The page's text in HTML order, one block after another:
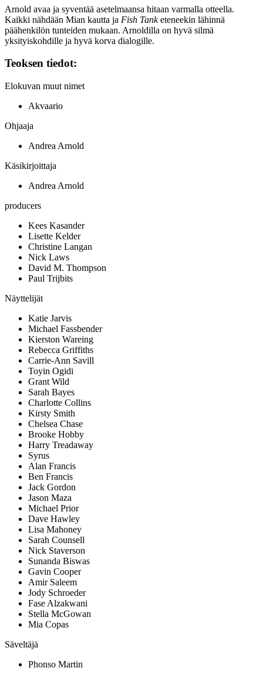
Arnold avaa ja syventää asetelmaansa hitaan varmalla otteella.
Kaikki nähdään Mian kautta ja Fish Tanketeneekin lähinnä
päähenkilön tunteiden mukaan. Arnoldilla on hyvä silmä
yksityiskohdille ja hyvä korva dialogille.
Teoksen tiedot:
Elokuvan muut nimet
Akvaario
Ohjaaja
Andrea Arnold
Käsikirjoittaja
Andrea Arnold
producers
Kees Kasander
Lisette Kelder
Christine Langan
Nick Laws
David M. Thompson
Paul Trijbits
Näyttelijät
Katie Jarvis
Michael Fassbender
Kierston Wareing
Rebecca Griffiths
Carrie-Ann Savill
Toyin Ogidi
Grant Wild
Sarah Bayes
Charlotte Collins
Kirsty Smith
Chelsea Chase
Brooke Hobby
Harry Treadaway
Syrus
Alan Francis
Ben Francis
Jack Gordon
Jason Maza
Michael Prior
Dave Hawley
Lisa Mahoney
Sarah Counsell
Nick Staverson
Sunanda Biswas
Gavin Cooper
Amir Saleem
Jody Schroeder
Fase Alzakwani
Stella McGowan
Mia Copas
Säveltäjä
Phonso Martin